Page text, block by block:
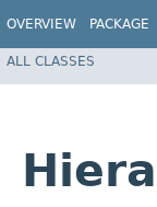
OVERVIEW PACKAGE
ALL CLASSES